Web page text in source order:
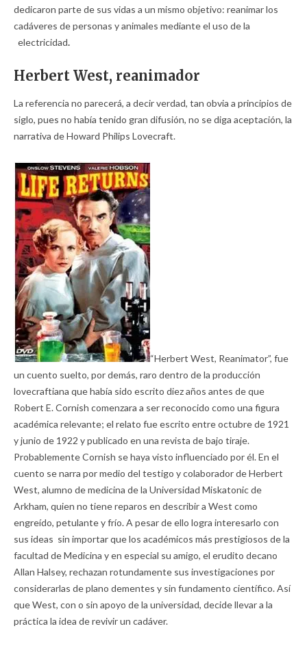
dedicaron parte de sus vidas a un mismo objetivo: reanimar los
cadáveres de personas y animales mediante el uso de la
electricidad.
Herbert West, reanimador
La referencia no parecerá, a decir verdad, tan obvia a principios de
siglo, pues no había tenido gran difusión, no se diga aceptación, la
narrativa de Howard Philips Lovecraft.
“Herbert West, Reanimator”, fue
un cuento suelto, por demás, raro dentro de la producción
lovecraftiana que había sido escrito diez años antes de que
Robert E. Cornish comenzara a ser reconocido como una figura
académica relevante; el relato fue escrito entre octubre de 1921
y junio de 1922 y publicado en una revista de bajo tiraje.
Probablemente Cornish se haya visto influenciado por él. En el
cuento se narra por medio del testigo y colaborador de Herbert
West, alumno de medicina de la Universidad Miskatonic de
Arkham, quien no tiene reparos en describir a West como
engreído, petulante y frío. A pesar de ello logra interesarlo con
sus ideas sin importar que los académicos más prestigiosos de la
facultad de Medicina y en especial su amigo, el erudito decano
Allan Halsey, rechazan rotundamente sus investigaciones por
considerarlas de plano dementes y sin fundamento científico. Así
que West, con o sin apoyo de la universidad, decide llevar a la
práctica la idea de revivir un cadáver.